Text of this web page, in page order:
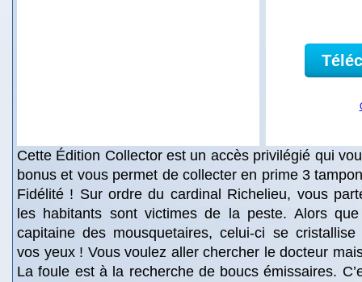
Cette Édition Collector est un accès privilégié qui
bonus et vous permet de collecter en prime 3
Fidélité ! Sur ordre du cardinal Richelieu, vous
les habitants sont victimes de la peste. Alors
capitaine des mousquetaires, celui-ci se cristallise
vos yeux ! Vous voulez aller chercher le docteur
La foule est à la recherche de boucs émissaires.